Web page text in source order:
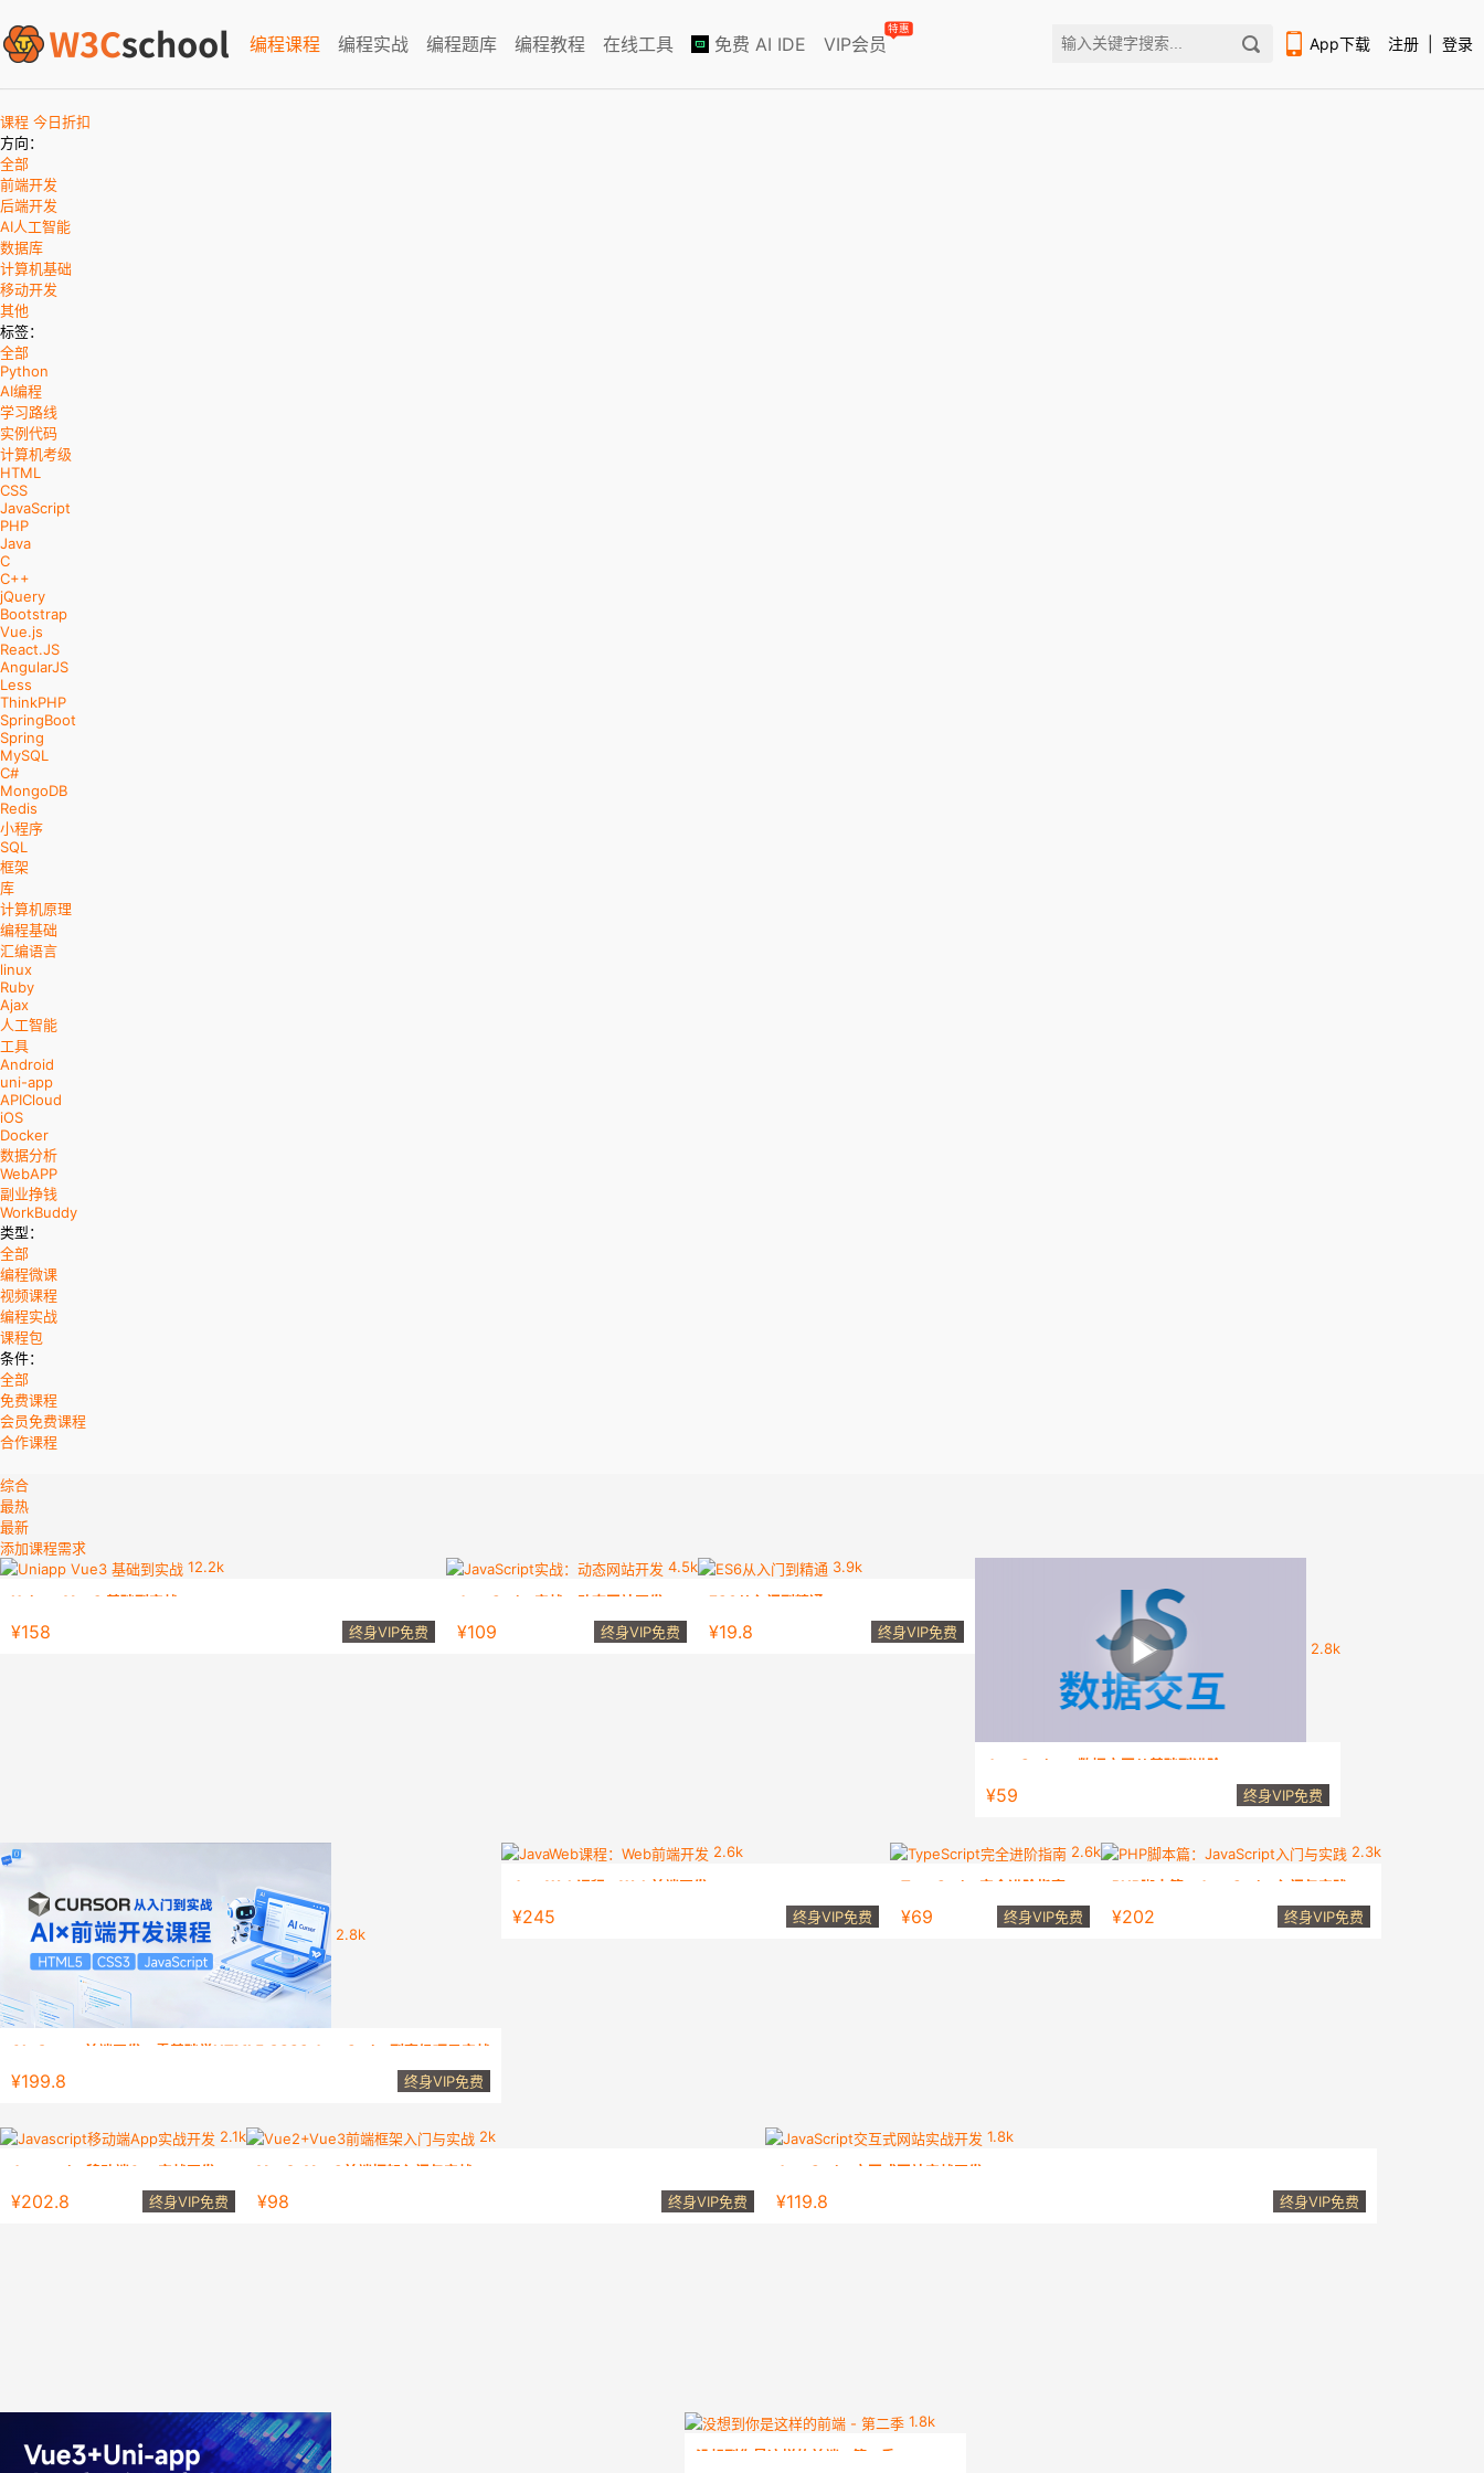
编程课程 编程实战 编程题库 编程教程 在线工具 免费 AI IDE VIP会员
特惠
App下载 注册 登录
课程 今日折扣
方向：
全部
前端开发
后端开发
AI人工智能
数据库
计算机基础
移动开发
其他
标签：
全部
Python
AI编程
学习路线
实例代码
计算机考级
HTML
CSS
JavaScript
PHP
Java
C
C++
jQuery
Bootstrap
Vue.js
React.JS
AngularJS
Less
ThinkPHP
SpringBoot
Spring
MySQL
C#
MongoDB
Redis
小程序
SQL
框架
库
计算机原理
编程基础
汇编语言
linux
Ruby
Ajax
人工智能
工具
Android
uni-app
APICloud
iOS
Docker
数据分析
WebAPP
副业挣钱
WorkBuddy
类型：
全部
编程微课
视频课程
编程实战
课程包
条件：
全部
免费课程
会员免费课程
合作课程
综合
最热
最新
添加课程需求
12.2k
Uniapp Vue3 基础到实战
本套课程从组件到API以及扩展组件，最后实战教程，前端知识必备
¥158 终身VIP免费
4.5k
JavaScript实战：动态网站开发
JavaScript实战：动态网站开发
¥109 终身VIP免费
3.9k
ES6从入门到精通
专栏-彻底掌握前端工程师必备语言-ES6
¥19.8
终身VIP免费
2.8k
JavaScript：数据交互从基础到进阶
JavaScript数据交互视频课程
¥59 终身VIP免费
2.8k
AI×Cursor前端开发：零基础学HTML5·CSS3·JavaScript到高级项目实战
AI×Cursor 从零基础到独立项目的正确学习路径
¥199.8 终身VIP免费
2.6k
JavaWeb课程：Web前端开发
JAVA零基础到架构师全套课程第四模块（web前端开发）
¥245 终身VIP免费
2.6k
TypeScript完全进阶指南
TypeScript完全进阶指南
¥69 终身VIP免费
2.3k
PHP脚本篇：JavaScript入门与实践
PHP脚本篇：JavaScript入门与实践
¥202 终身VIP免费
2.1k
Javascript移动端App实战开发
能够独立完成完整的移动端App
¥202.8 终身VIP免费
2k
Vue2+Vue3前端框架入门与实战
Vue2+ES6+TypeScript+Vue3入门到实战教程，商业正式项目+面试必问知识
¥98 终身VIP免费
1.8k
JavaScript交互式网站实战开发
大幅提高工作效率，为学习Vue、React、Angular等技术栈甚至是NodeJS打下坚实的基础。
¥119.8 终身VIP免费
1.8k
没想到你是这样的前端 - 第二季